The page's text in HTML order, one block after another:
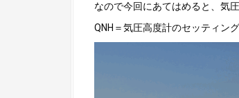
なので今回にあてはめると、気
QNH＝気圧高度計のセッティン